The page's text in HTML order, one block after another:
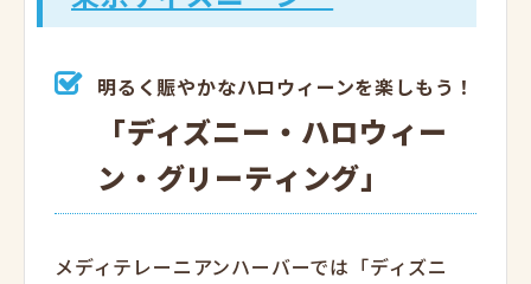
明るく賑やかなハロウィーンを楽しもう！
「ディズニー・ハロウィー
ン・グリーティング」
メディテレーニアンハーバーでは「ディズニ